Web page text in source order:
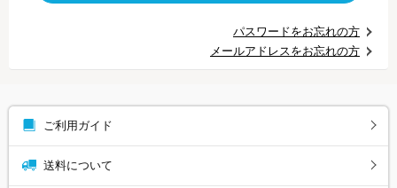
パスワードをお忘れの方
メールアドレスをお忘れの方
ご利用ガイド
送料について